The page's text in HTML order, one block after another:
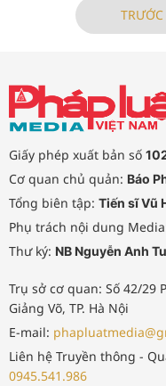
Giấy phép xuất bản số
Cơ quan chủ quản: Báo
Tổng biên tập: Tiến sĩ Vũ
Phụ trách nội dung
Thư ký: NB Nguyễn Anh
Trụ sở cơ quan: Số 42/29
Giảng Võ, TP. Hà Nội
E-mail:
Liên hệ Truyền thông -
0945.541.986